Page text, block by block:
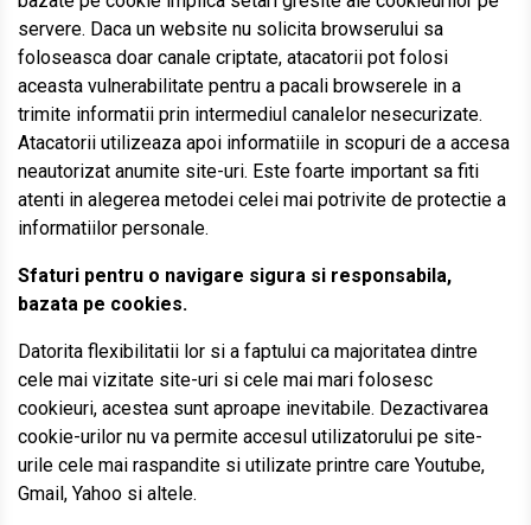
servere. Daca un website nu solicita browserului sa
foloseasca doar canale criptate, atacatorii pot folosi
aceasta vulnerabilitate pentru a pacali browserele in a
trimite informatii prin intermediul canalelor nesecurizate.
Atacatorii utilizeaza apoi informatiile in scopuri de a accesa
neautorizat anumite site-uri. Este foarte important sa fiti
atenti in alegerea metodei celei mai potrivite de protectie a
informatiilor personale.
Sfaturi pentru o navigare sigura si responsabila,
bazata pe cookies.
Datorita flexibilitatii lor si a faptului ca majoritatea dintre
cele mai vizitate site-uri si cele mai mari folosesc
cookieuri, acestea sunt aproape inevitabile. Dezactivarea
cookie-urilor nu va permite accesul utilizatorului pe site-
urile cele mai raspandite si utilizate printre care Youtube,
Gmail, Yahoo si altele.